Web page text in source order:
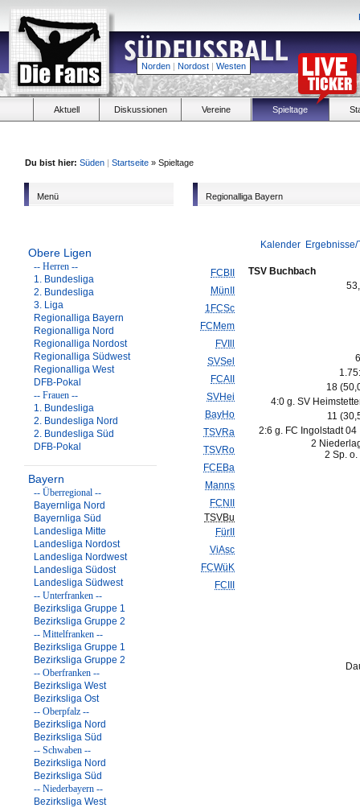
Norden | Nordost | Westen
Aktuell Diskussionen Vereine Spieltage
Du bist hier: Süden | Startseite » Spieltage
Menü
Obere Ligen
-- Herren --
1. Bundesliga
2. Bundesliga
3. Liga
Regionalliga Bayern
Regionalliga Nord
Regionalliga Nordost
Regionalliga Südwest
Regionalliga West
DFB-Pokal
-- Frauen --
1. Bundesliga
2. Bundesliga Nord
2. Bundesliga Süd
DFB-Pokal
Bayern
-- Überregional --
Bayernliga Nord
Bayernliga Süd
Landesliga Mitte
Landesliga Nordost
Landesliga Nordwest
Landesliga Südost
Landesliga Südwest
-- Unterfranken --
Bezirksliga Gruppe 1
Bezirksliga Gruppe 2
-- Mittelfranken --
Bezirksliga Gruppe 1
Bezirksliga Gruppe 2
-- Oberfranken --
Bezirksliga West
Bezirksliga Ost
-- Oberpfalz --
Bezirksliga Nord
Bezirksliga Süd
-- Schwaben --
Bezirksliga Nord
Bezirksliga Süd
-- Niederbayern --
Bezirksliga West
Regionalliga Bayern
Kalender
FCBII
MünII
1FCSc
FCMem
FVIll
SVSel
FCAII
SVHei
BayHo
TSVRa
TSVRo
FCEBa
Manns
FCNII
TSVBu
FürII
ViAsc
FCWüK
FCIII
TSV Buchbach
18
4:0 g. SV
11
2:6 g. FC Ingolstadt 04
2
2 Sp.